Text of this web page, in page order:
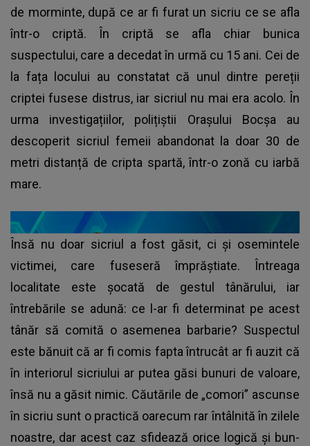
de morminte, după ce ar fi furat un sicriu ce se afla
într-o criptă. În criptă se afla chiar bunica
suspectului, care a decedat în urmă cu 15 ani. Cei de
la fața locului au constatat că unul dintre pereții
criptei fusese distrus, iar sicriul nu mai era acolo. În
urma investigațiilor, polițiștii Orașului Bocșa au
descoperit sicriul femeii abandonat la doar 30 de
metri distanță de cripta spartă, într-o zonă cu iarbă
mare.
Însă nu doar sicriul a fost găsit, ci și osemintele
victimei, care fuseseră împrăștiate. Întreaga
localitate este șocată de gestul tânărului, iar
întrebările se adună: ce l-ar fi determinat pe acest
tânăr să comită o asemenea barbarie? Suspectul
este bănuit că ar fi comis fapta întrucât ar fi auzit că
în interiorul sicriului ar putea găsi bunuri de valoare,
însă nu a găsit nimic. Căutările de „comori” ascunse
în sicriu sunt o practică oarecum rar întâlnită în zilele
noastre, dar acest caz sfidează orice logică și bun-